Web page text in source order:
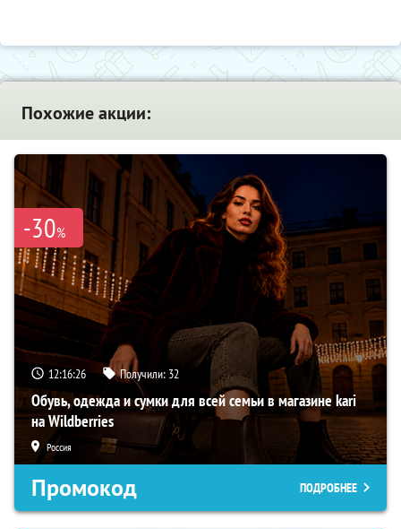
Похожие акции:
-30%
12:16:25 Получили: 32
Обувь, одежда и сумки для всей семьи в магазине kari
на Wildberries
Россия
Промокод ПОДРОБНЕЕ